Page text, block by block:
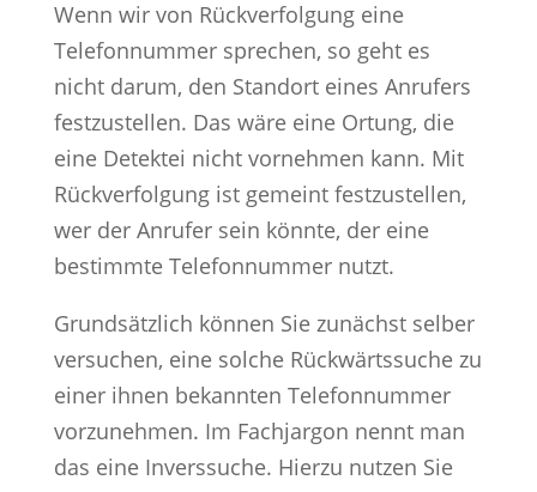
Wenn wir von Rückverfolgung eine
Telefonnummer sprechen, so geht es
nicht darum, den Standort eines Anrufers
festzustellen. Das wäre eine Ortung, die
eine Detektei nicht vornehmen kann. Mit
Rückverfolgung ist gemeint festzustellen,
wer der Anrufer sein könnte, der eine
bestimmte Telefonnummer nutzt.
Grundsätzlich können Sie zunächst selber
versuchen, eine solche Rückwärtssuche zu
einer ihnen bekannten Telefonnummer
vorzunehmen. Im Fachjargon nennt man
das eine Inverssuche. Hierzu nutzen Sie